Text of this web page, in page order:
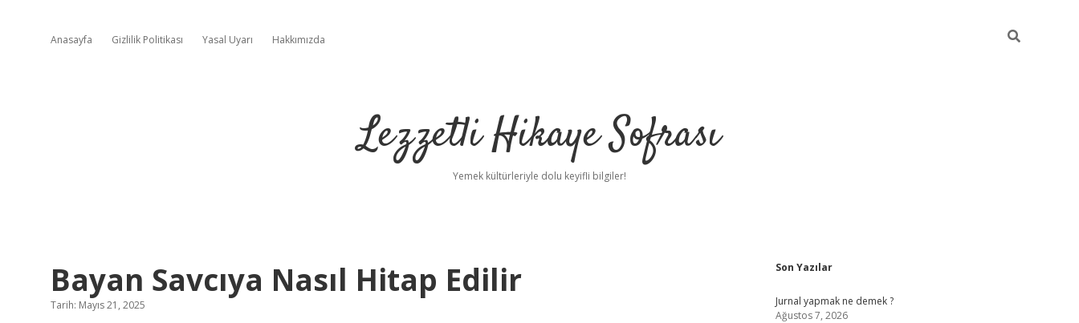
Anasayfa Gizlilik Politikası Yasal Uyarı Hakkımızda
Lezzetli Hikaye Sofrası
Yemek kültürleriyle dolu keyifli bilgiler!
Bayan Savcıya Nasıl Hitap Edilir
Tarih: Mayıs 21, 2025
Sidebar
Son Yazılar
Jurnal yapmak ne demek ?
Ağustos 7, 2026